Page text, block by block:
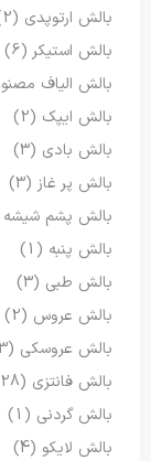
بالش ارتوپدی (2)
بالش استیکر (6)
بالش الیاف
بالش ایپک (2)
بالش بادی (3)
بالش پر غاز (3)
بالش پشم شیشه
بالش پنبه (1)
بالش طبی (3)
بالش عروس (2)
بالش عروسکی (23)
بالش فانتزی (28)
بالش گردنی (1)
بالش لایکو (4)